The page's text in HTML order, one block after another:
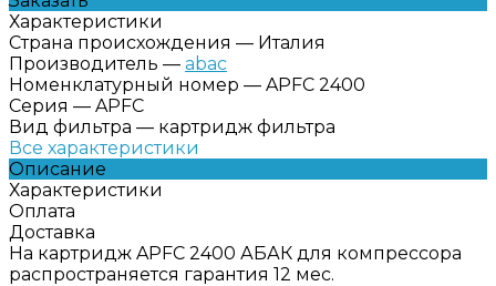
Характеристики
Страна происхождения — Италия
Производитель — abac
Номенклатурный номер — APFC 2400
Серия — APFC
Вид фильтра — картридж фильтра
Все характеристики
Описание
Характеристики
Оплата
Доставка
На картридж APFC 2400 АБАК для компрессора
распространяется гарантия 12 мес.